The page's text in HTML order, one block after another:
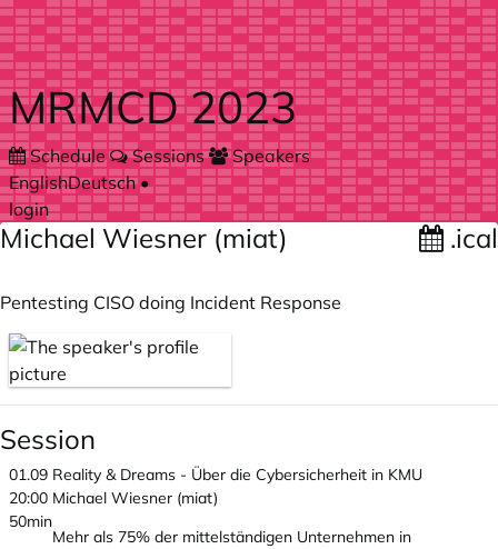
Skip to main content
MRMCD 2023
Schedule Sessions
Speakers
EnglishDeutsch•
login
Michael Wiesner (miat) .ical
Pentesting CISO doing Incident Response
Session
01.09
20:00
50min
Reality & Dreams - Über die Cybersicherheit in KMU
Michael Wiesner (miat)
Mehr als 75% der mittelständigen Unternehmen in